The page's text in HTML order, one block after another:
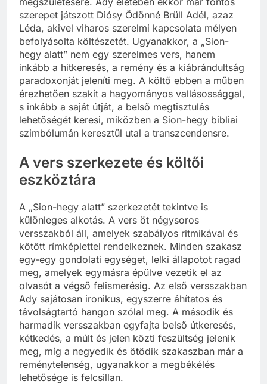
szerepet játszott Diósy Ödönné Brüll Adél, azaz
Léda, akivel viharos szerelmi kapcsolata mélyen
befolyásolta költészetét. Ugyanakkor, a „Sion-
hegy alatt” nem egy szerelmes vers, hanem
inkább a hitkeresés, a remény és a kiábrándultság
paradoxonját jeleníti meg. A költő ebben a műben
érezhetően szakít a hagyományos vallásossággal,
s inkább a saját útját, a belső megtisztulás
lehetőségét keresi, miközben a Sion-hegy bibliai
szimbólumán keresztül utal a transzcendensre.
A vers szerkezete és költői
eszköztára
A „Sion-hegy alatt” szerkezetét tekintve is
különleges alkotás. A vers öt négysoros
versszakból áll, amelyek szabályos ritmikával és
kötött rímképlettel rendelkeznek. Minden szakasz
egy-egy gondolati egységet, lelki állapotot ragad
meg, amelyek egymásra épülve vezetik el az
olvasót a végső felismerésig. Az első versszakban
Ady sajátosan ironikus, egyszerre áhítatos és
távolságtartó hangon szólal meg. A második és
harmadik versszakban egyfajta belső útkeresés,
kétkedés, a múlt és jelen közti feszültség jelenik
meg, míg a negyedik és ötödik szakaszban már a
reménytelenség, ugyanakkor a megbékélés
lehetősége is felcsillan.